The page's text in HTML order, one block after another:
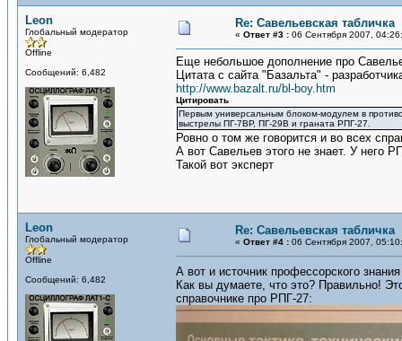
Leon
Глобальный модератор
Offline
Сообщений: 6,482
Re: Савельевская табличка
« Ответ #3 : 06 Сентября 2007,
Еще небольшое дополнение про
Цитата с сайта "Базальта" -
http://www.bazalt.ru/bl-boy.htm
Цитировать
Первым универсальным блоком-модулем в
выстрелы ПГ-7ВР, ПГ-29В и граната РПГ-27.
Ровно о том же говорится и во всех
А вот Савельев этого не знает. У него
Такой вот эксперт
Leon
Глобальный модератор
Offline
Сообщений: 6,482
Re: Савельевская табличка
« Ответ #4 : 06 Сентября 2007,
А вот и источник профессорского
Как вы думаете, что это? Правильно!
справочнике про РПГ-27: